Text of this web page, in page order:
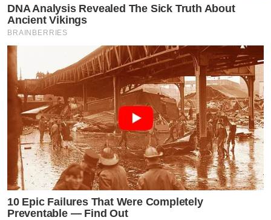
DNA Analysis Revealed The Sick Truth About
Ancient Vikings
BRAINBERRIES
10 Epic Failures That Were Completely
Preventable — Find Out